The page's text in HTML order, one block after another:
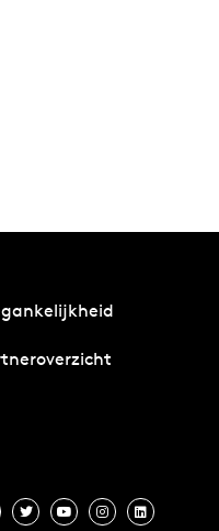
Volg De Afsluitdijk via Facebook
Volg De Afsluitdijk via
Volg De Afsluitdijk via
Volg De